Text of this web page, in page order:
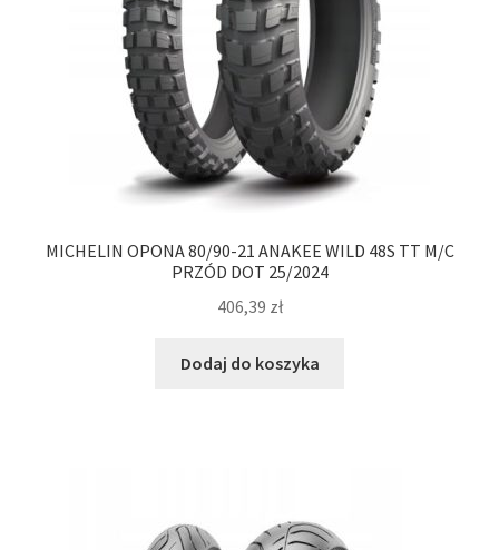
MICHELIN OPONA 80/90-21 ANAKEE WILD 48S TT M/C
PRZÓD DOT 25/2024
406,39 zł
Dodaj do koszyka